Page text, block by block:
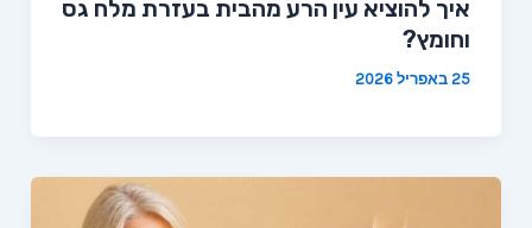
איך להוציא עין הרע מהבית בעזרת מלח גס
וחומץ?
25 באפריל 2026